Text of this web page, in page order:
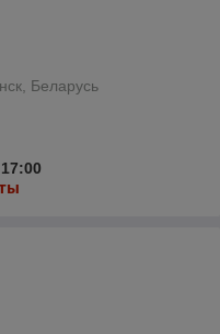
Беларусь